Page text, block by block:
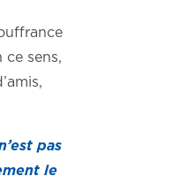
ce sens,
pas
le